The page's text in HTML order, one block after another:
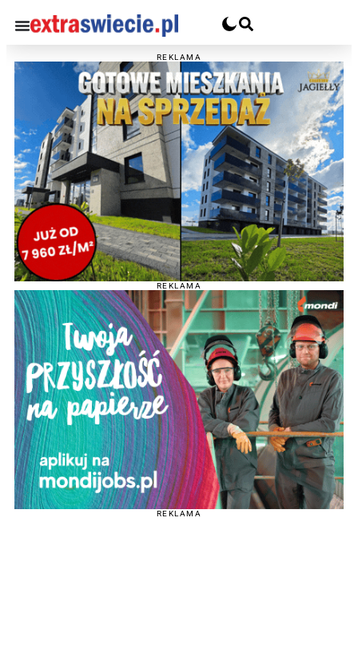
REKLAMA
REKLAMA
REKLAMA